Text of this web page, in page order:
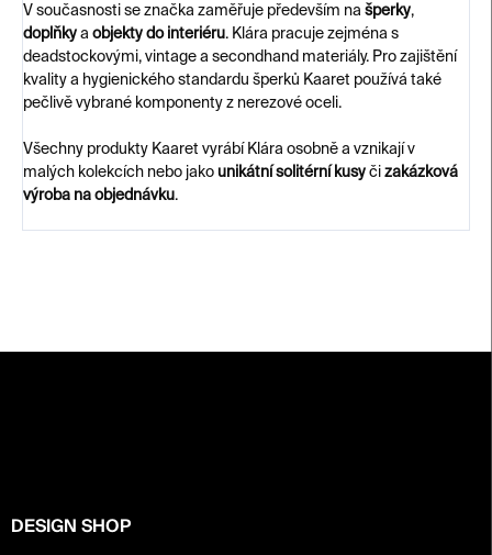
V současnosti se značka zaměřuje především na šperky,
doplňky a objekty do interiéru. Klára pracuje zejména s
deadstockovými, vintage a secondhand materiály. Pro zajištění
kvality a hygienického standardu šperků Kaaret používá také
pečlivě vybrané komponenty z nerezové oceli.
Všechny produkty Kaaret vyrábí Klára osobně a vznikají v
malých kolekcích nebo jako unikátní solitérní kusy či zakázková
výroba na objednávku.
DESIGN SHOP